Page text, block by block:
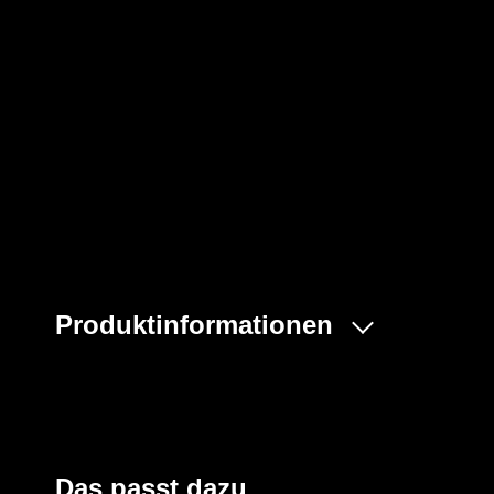
Produktinformationen
Das passt dazu